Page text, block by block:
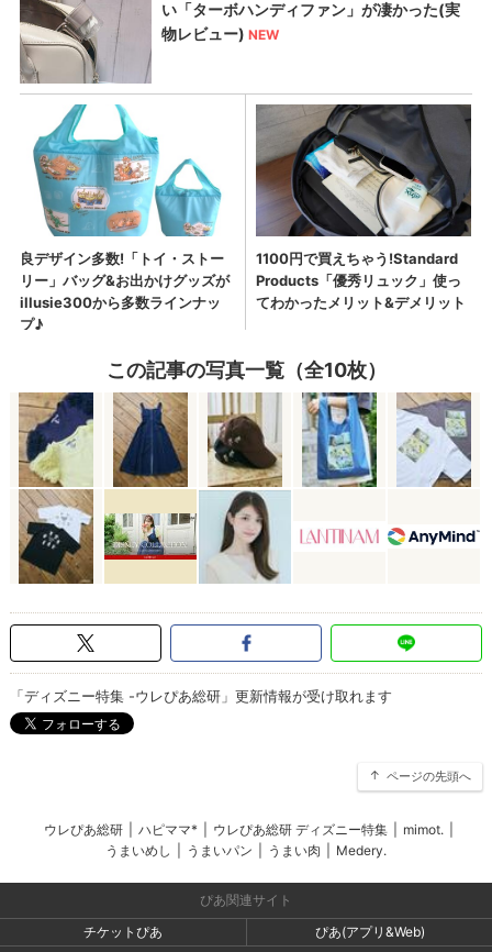
この記事の写真一覧（全10枚）
「ディズニー特集 -ウレぴあ総研」更新情報が受け取れます
ページの先頭へ
ウレぴあ総研 ハピママ* ウレぴあ総研 ディズニー特集 mimot.
うまいめし
うまいパン うまい肉 Medery.
ぴあ関連サイト
チケットぴあ
ぴあ(アプリ&Web)